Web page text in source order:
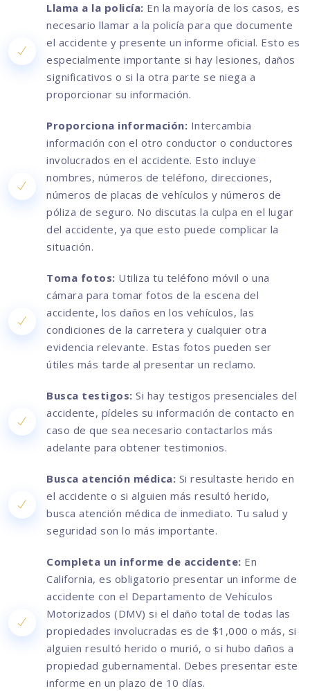
Llama a la policía: En la mayoría de los casos, es
necesario llamar a la policía para que documente
el accidente y presente un informe oficial. Esto es
especialmente importante si hay lesiones, daños
significativos o si la otra parte se niega a
proporcionar su información.
Proporciona información: Intercambia
información con el otro conductor o conductores
involucrados en el accidente. Esto incluye
nombres, números de teléfono, direcciones,
números de placas de vehículos y números de
póliza de seguro. No discutas la culpa en el lugar
del accidente, ya que esto puede complicar la
situación.
Toma fotos: Utiliza tu teléfono móvil o una
cámara para tomar fotos de la escena del
accidente, los daños en los vehículos, las
condiciones de la carretera y cualquier otra
evidencia relevante. Estas fotos pueden ser
útiles más tarde al presentar un reclamo.
Busca testigos: Si hay testigos presenciales del
accidente, pídeles su información de contacto en
caso de que sea necesario contactarlos más
adelante para obtener testimonios.
Busca atención médica: Si resultaste herido en
el accidente o si alguien más resultó herido,
busca atención médica de inmediato. Tu salud y
seguridad son lo más importante.
Completa un informe de accidente: En
California, es obligatorio presentar un informe de
accidente con el Departamento de Vehículos
Motorizados (DMV) si el daño total de todas las
propiedades involucradas es de $1,000 o más, si
alguien resultó herido o murió, o si hubo daños a
propiedad gubernamental. Debes presentar este
informe en un plazo de 10 días.